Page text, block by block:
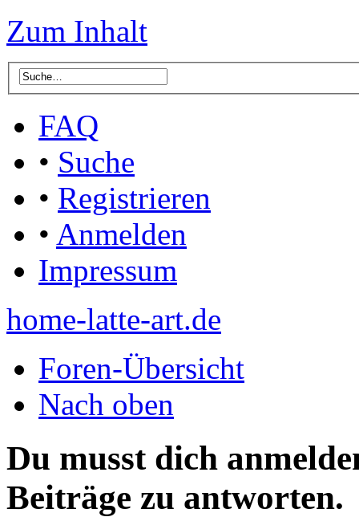
Zum Inhalt
FAQ
• Suche
• Registrieren
• Anmelden
Impressum
home-latte-art.de
Foren-Übersicht
Nach oben
Du musst dich
Beiträge zu antworten.